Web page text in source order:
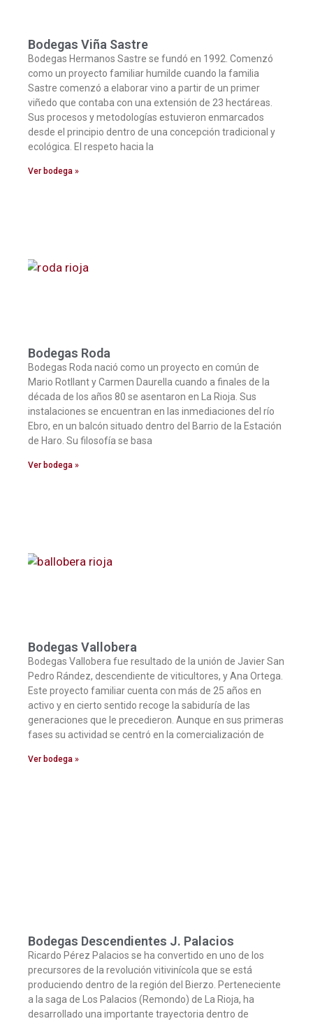
Bodegas Viña Sastre
Bodegas Hermanos Sastre se fundó en 1992. Comenzó
como un proyecto familiar humilde cuando la familia
Sastre comenzó a elaborar vino a partir de un primer
viñedo que contaba con una extensión de 23 hectáreas.
Sus procesos y metodologías estuvieron enmarcados
desde el principio dentro de una concepción tradicional y
ecológica. El respeto hacia la
Ver bodega »
Bodegas Roda
Bodegas Roda nació como un proyecto en común de
Mario Rotllant y Carmen Daurella cuando a finales de la
década de los años 80 se asentaron en La Rioja. Sus
instalaciones se encuentran en las inmediaciones del río
Ebro, en un balcón situado dentro del Barrio de la Estación
de Haro. Su filosofía se basa
Ver bodega »
Bodegas Vallobera
Bodegas Vallobera fue resultado de la unión de Javier San
Pedro Rández, descendiente de viticultores, y Ana Ortega.
Este proyecto familiar cuenta con más de 25 años en
activo y en cierto sentido recoge la sabiduría de las
generaciones que le precedieron. Aunque en sus primeras
fases su actividad se centró en la comercialización de
Ver bodega »
Bodegas Descendientes J. Palacios
Ricardo Pérez Palacios se ha convertido en uno de los
precursores de la revolución vitivinícola que se está
produciendo dentro de la región del Bierzo. Perteneciente
a la saga de Los Palacios (Remondo) de La Rioja, ha
desarrollado una importante trayectoria dentro de